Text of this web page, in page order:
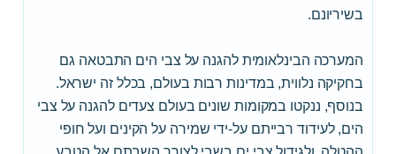
בשיריונם.
המערכה הבינלאומית להגנה על צבי הים התבטאה גם
בחקיקה נלווית, במדינות רבות בעולם, בכלל זה ישראל.
בנוסף, ננקטו במקומות שונים בעולם צעדים להגנה על צבי
הים, לעידוד רבייתם על-ידי שמירה על הקינים ועל חופי